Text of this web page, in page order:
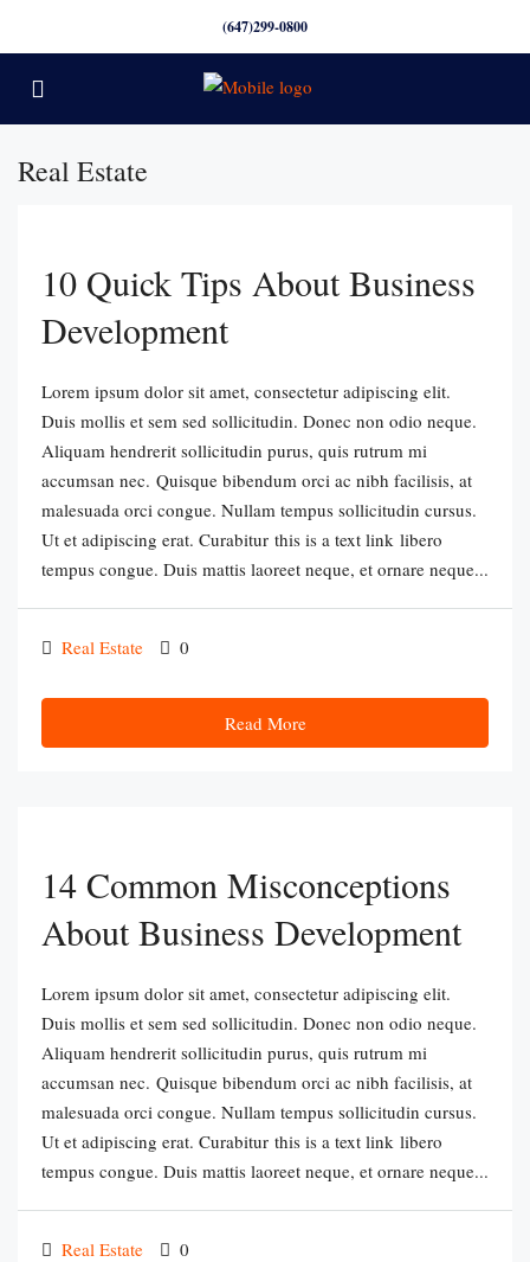
(647)299-0800
Real Estate
10 Quick Tips About Business
Development
Lorem ipsum dolor sit amet, consectetur adipiscing elit.
Duis mollis et sem sed sollicitudin. Donec non odio neque.
Aliquam hendrerit sollicitudin purus, quis rutrum mi
accumsan nec. Quisque bibendum orci ac nibh facilisis, at
malesuada orci congue. Nullam tempus sollicitudin cursus.
Ut et adipiscing erat. Curabitur this is a text link libero
tempus congue. Duis mattis laoreet neque, et ornare neque...
Real Estate 0
Read More
14 Common Misconceptions
About Business Development
Lorem ipsum dolor sit amet, consectetur adipiscing elit.
Duis mollis et sem sed sollicitudin. Donec non odio neque.
Aliquam hendrerit sollicitudin purus, quis rutrum mi
accumsan nec. Quisque bibendum orci ac nibh facilisis, at
malesuada orci congue. Nullam tempus sollicitudin cursus.
Ut et adipiscing erat. Curabitur this is a text link libero
tempus congue. Duis mattis laoreet neque, et ornare neque...
Real Estate 0